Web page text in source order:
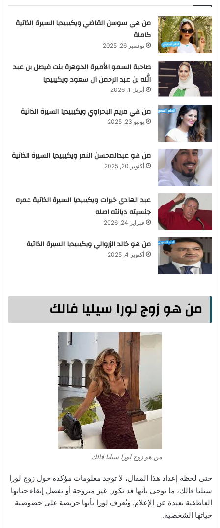
من هي سوسن القاضي ويكيبيديا السيرة الذاتية
كاملة
نوفمبر 26, 2025
صاحبة السمو الأميرة الجوهرة بنت فيصل بن عبد
الله بن عبد الرحمن آل سعود ويكيبيديا
أبريل 1, 2026
من هي مريم البحراوي ويكيبيديا السيرة الذاتية
يونيو 23, 2025
من هو عبدالمحسن النمر ويكيبيديا السيرة الذاتية
أكتوبر 20, 2025
عبد الهادي خيرات ويكيبيديا السيرة الذاتية عمره
جنسيته ديانته اصله
فبراير 24, 2026
من هو خالد الزروالي ويكيبيديا السيرة الذاتية
أكتوبر 4, 2025
من هو زوج لورا سيليا فالك
من هو زوج لورا سيليا فالك
حتى لحظة إعداد هذا المقال، لا توجد معلومات مؤكدة حول زوج لورا
سيليا فالك، ما يوحي بأنها قد تكون غير متزوجة أو تفضل إبقاء حياتها
العاطفية بعيدة عن الإعلام. وتُعرف لورا بأنها حريصة على خصوصية
حياتها الشخصية.